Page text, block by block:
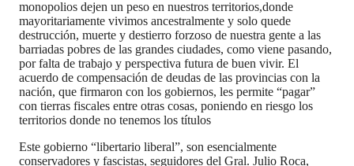
monopolios dejen un peso en nuestros territorios,donde
mayoritariamente vivimos ancestralmente y solo quede
destrucción, muerte y destierro forzoso de nuestra gente a las
barriadas pobres de las grandes ciudades, como viene pasando,
por falta de trabajo y perspectiva futura de buen vivir. El
acuerdo de compensación de deudas de las provincias con la
nación, que firmaron con los gobiernos, les permite “pagar”
con tierras fiscales entre otras cosas, poniendo en riesgo los
territorios donde no tenemos los títulos
Este gobierno “libertario liberal”, son esencialmente
conservadores y fascistas, seguidores del Gral. Julio Roca,